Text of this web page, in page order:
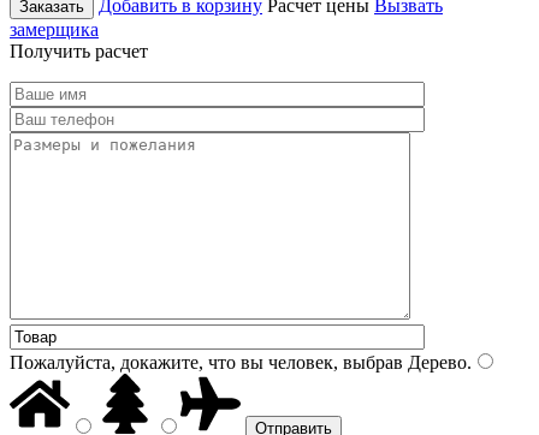
Заказать Добавить в корзину Расчет цены Вызвать
замерщика
Получить расчет
Пожалуйста, докажите, что вы человек, выбрав Дерево.